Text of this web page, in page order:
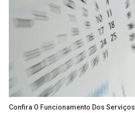
Confira O Funcionamento Dos